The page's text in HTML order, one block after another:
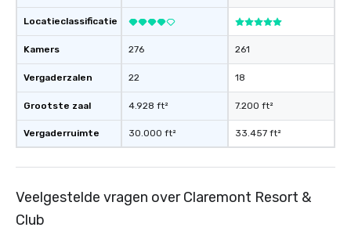
Locatieclassificatie
Kamers
Vergaderzalen
Grootste zaal
Vergaderruimte
276
22
4.928 ft²
30.000 ft²
261
18
7.200 ft²
33.457 ft²
Veelgestelde vragen over Claremont Resort &
Club